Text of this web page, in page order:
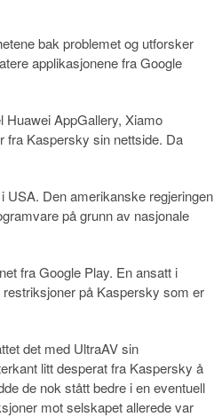
bak problemet og utforsker
applikasjonene fra Google
Huawei AppGallery, Xiamo
fra Kaspersky sin nettside. Da
USA. Den amerikanske regjeringen
på grunn av nasjonale
fra Google Play. En ansatt i
på Kaspersky som er
det med UltraAV sin
litt desperat fra Kaspersky å
de nok stått bedre i en eventuell
mot selskapet allerede var